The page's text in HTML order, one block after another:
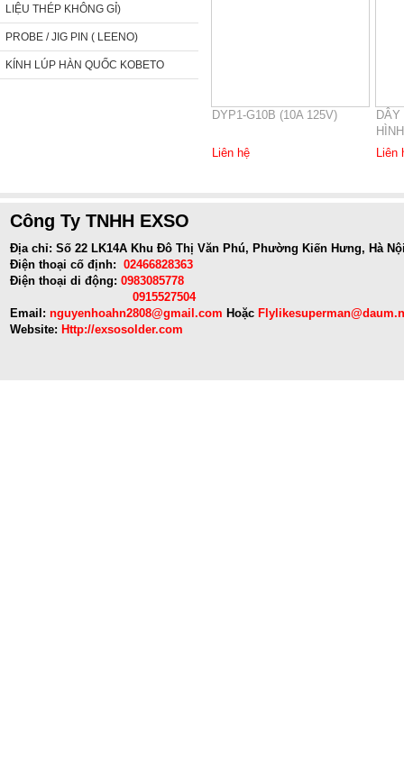
LIỆU THÉP KHÔNG GỈ)
PROBE / JIG PIN ( LEENO)
KÍNH LÚP HÀN QUỐC KOBETO
DYP1-G10B (10A 125V)
Liên hệ
Liên
Công Ty TNHH EXSO
Địa chỉ: Số 22 LK14A Khu Đô Thị Văn Phú, Phường Kiến Hưng, Hà
Điện thoại cố định: 02466828363
Điện thoại di động: 0983085778
0915527504
Email: nguyenhoahn2808@gmail.com Hoặc
Website: Http://exsosolder.com